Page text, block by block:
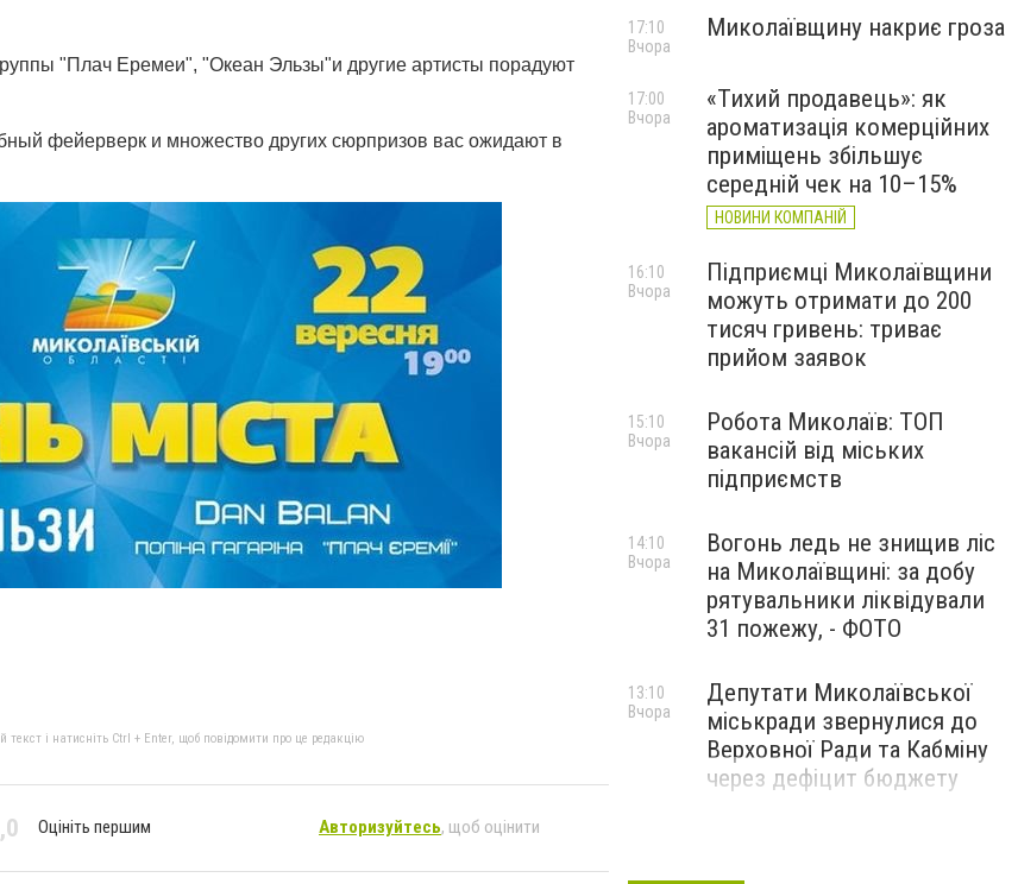
"Плач Еремеи", "Океан Эльзы"и другие артисты порадуют
фейерверк и множество других сюрпризов вас ожидают в
і натисніть Ctrl + Enter, щоб повідомити про це редакцію
Оцініть першим Авторизуйтесь, щоб оцінити
Миколаївщину накриє гроза
17:10
Вчора
«Тихий продавець»: як
ароматизація комерційних
приміщень збільшує
середній чек на 10–15%
НОВИНИ КОМПАНІЙ
17:00
Вчора
Підприємці Миколаївщини
можуть отримати до 200
тисяч гривень: триває
прийом заявок
16:10
Вчора
Робота Миколаїв: ТОП
вакансій від міських
підприємств
15:10
Вчора
Вогонь ледь не знищив ліс
на Миколаївщині: за добу
рятувальники ліквідували
31 пожежу, - ФОТО
14:10
Вчора
Депутати Миколаївської
міськради звернулися до
Верховної Ради та Кабміну
через дефіцит бюджету
13:10
Вчора